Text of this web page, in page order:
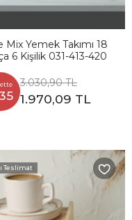
Mix Yemek Takımı 18
6 Kişilik 031-413-420
3.030,90 TL
1.970,09 TL
Teslimat